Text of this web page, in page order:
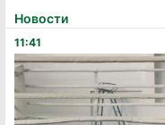
Новости
11:41